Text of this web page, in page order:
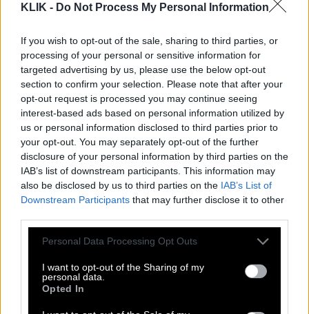
KLIK - Do Not Process My Personal Information
If you wish to opt-out of the sale, sharing to third parties, or
processing of your personal or sensitive information for
targeted advertising by us, please use the below opt-out
section to confirm your selection. Please note that after your
opt-out request is processed you may continue seeing
interest-based ads based on personal information utilized by
us or personal information disclosed to third parties prior to
your opt-out. You may separately opt-out of the further
disclosure of your personal information by third parties on the
IAB’s list of downstream participants. This information may
also be disclosed by us to third parties on the IAB’s List of
Downstream Participants that may further disclose it to other
Please note that this website/app uses one or more Google
not limited to your visit or usage behaviour. You may click to
grant or deny consent to Google and its third-party tags to
use your data for below specified purposes in below Google
consent section.
Personal Data Processing Opt Outs
I want to opt-out of the Sharing of my
personal data.
Opted In
Πώς εμπνέεσαι;
Εμπνέομαι από ταινίες, σκηνοθέτες, μουσική,
μόδα (κυρίως archival σχεδιαστικά κομμάτια), από
κοντινούς μου ανθρώπους και την αφοσίωση που
έχουν σε αυτό που κάνουν και αγαπούν, από
ταξίδια, μουσεία και τέχνη (συνήθως πιο dark,
π.χ. Francis Bacon). Βρίσκω έμπνευση στα πάντα,
τα βλέπω όλα ρομαντικά, θέλω να τα κάνω
recreate. Δεν φοβάμαι να δοκιμάζω πράγματα,
ούτε να κάνω και να δέχομαι κριτική, αν και
κάποιες φορές με τσαντίζει.
Ζεις από τη δουλειά σου; Το ταΐζεις ή σε
ταΐζει;